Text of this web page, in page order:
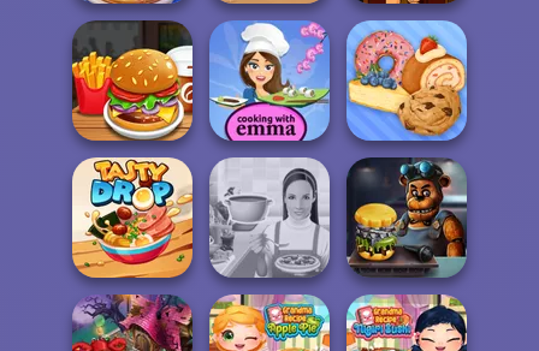
Cooking Live
Around the
Worlds Pizza
Halloween
Pizzeria
Burger Shop
Sushi Rolls -
Cooking with
Emm...
Bakery Shop